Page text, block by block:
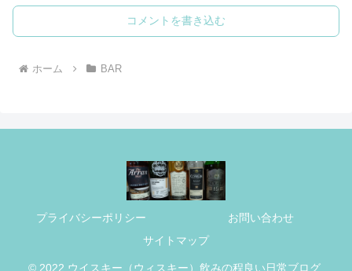
コメントを書き込む
ホーム BAR
プライバシーポリシー
お問い合わせ
サイトマップ
© 2022 ウイスキー（ウィスキー）飲みの程良い日常ブログ.